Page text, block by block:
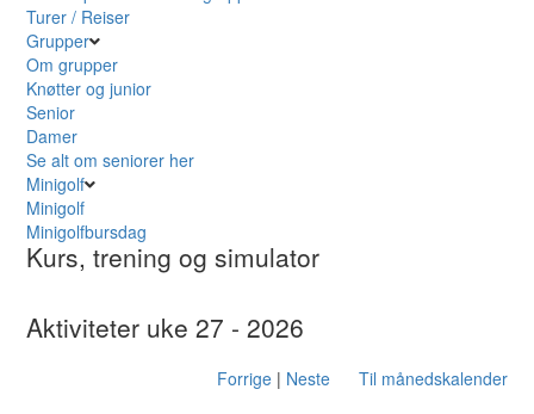
Turer / Reiser
Grupper
Om grupper
Knøtter og junior
Senior
Damer
Se alt om seniorer her
Minigolf
Minigolf
Minigolfbursdag
Kurs, trening og simulator
Aktiviteter uke 27 - 2026
Forrige| Neste Til månedskalender